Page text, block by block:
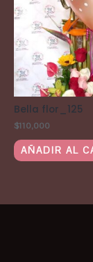
Bella flor_125
$110,000
AÑADIR AL